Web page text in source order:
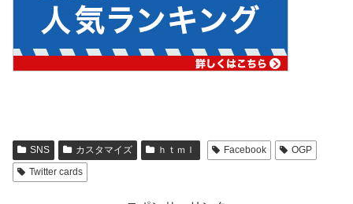
SNS カスタマイズ ｈｔｍｌ Facebook
OGP
Twitter cards